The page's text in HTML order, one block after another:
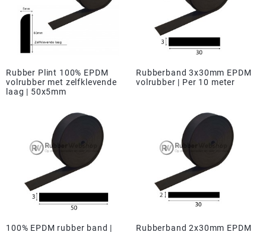
Rubber Plint 100% EPDM
volrubber met zelfklevende
laag | 50x5mm
Rubberband 3x30mm EPDM
volrubber | Per 10 meter
100% EPDM rubber band |
Rubberband 2x30mm EPDM